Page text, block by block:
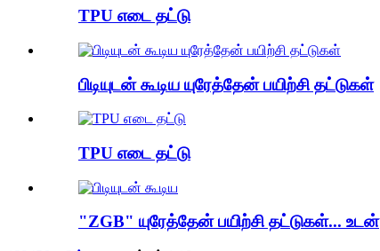
TPU எடை தட்டு
பிடியுடன் கூடிய யுரேத்தேன் பயிற்சி தட்டுகள்
TPU எடை தட்டு
"ZGB" யுரேத்தேன் பயிற்சி தட்டுகள்... உடன்